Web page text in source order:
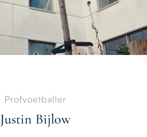
Profvoetballer
Justin Bijlow